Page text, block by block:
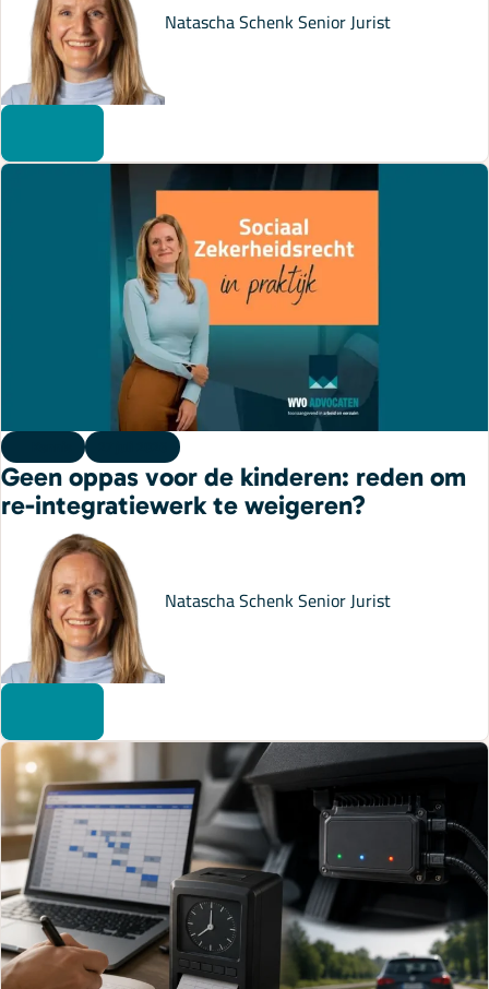
Natascha SchenkSenior Jurist
Geen oppas voor de kinderen: reden om
re-integratiewerk te weigeren?
Natascha SchenkSenior Jurist